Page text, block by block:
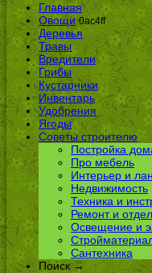
Главная
Овощи 0ac4ff
Деревья
Травы
Вредители
Грибы
Кустарники
Инвентарь
Удобрения
Ягоды
Советы строителю
Постройка
Про мебель
Интерьер и
Недвижимость
Техника и
Ремонт и
Освещение и
Сантехника
Поиск →